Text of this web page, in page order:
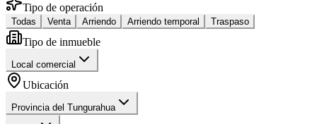
Tipo de operación
Todas Venta Arriendo Arriendo temporal Traspaso
Tipo de inmueble
Local comercial
Ubicación
Provincia del Tungurahua